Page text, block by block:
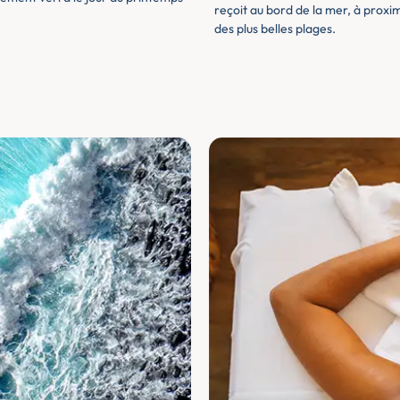
reçoit au bord de la mer, à
des plus belles plages.